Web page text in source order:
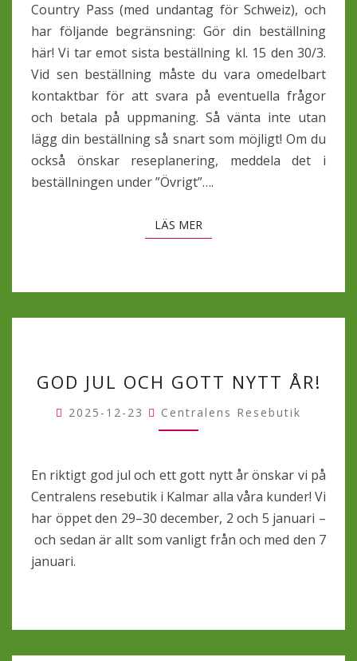
Country Pass (med undantag för Schweiz), och
har följande begränsning: Gör din beställning
här! Vi tar emot sista beställning kl. 15 den 30/3.
Vid sen beställning måste du vara omedelbart
kontaktbar för att svara på eventuella frågor
och betala på uppmaning. Så vänta inte utan
lägg din beställning så snart som möjligt! Om du
också önskar reseplanering, meddela det i
beställningen under ”Övrigt”….
LÄS MER
JUL
OCH
GOTT
ÅR!
GOD JUL OCH GOTT NYTT ÅR!
2025-12-23 Centralens Resebutik
En riktigt god jul och ett gott nytt år önskar vi på
Centralens resebutik i Kalmar alla våra kunder! Vi
har öppet den 29–30 december, 2 och 5 januari –
och sedan är allt som vanligt från och med den 7
januari.